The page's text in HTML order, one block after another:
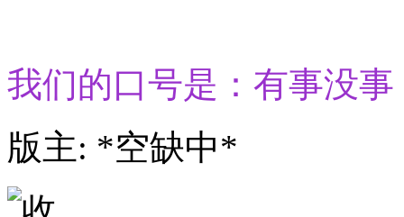
我们的口号是：有事没
版主: *空缺中*